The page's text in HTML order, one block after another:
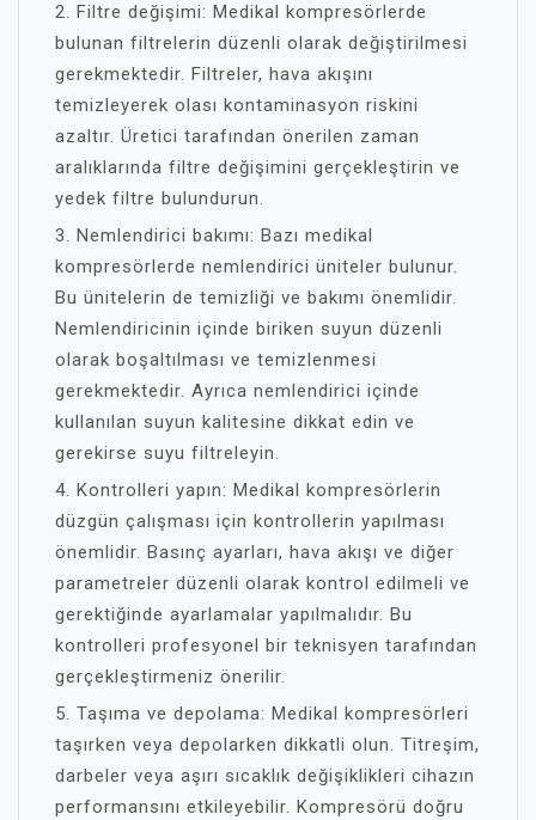
2. Filtre değişimi: Medikal kompresörlerde
bulunan filtrelerin düzenli olarak değiştirilmesi
gerekmektedir. Filtreler, hava akışını
temizleyerek olası kontaminasyon riskini
azaltır. Üretici tarafından önerilen zaman
aralıklarında filtre değişimini gerçekleştirin ve
yedek filtre bulundurun.
3. Nemlendirici bakımı: Bazı medikal
kompresörlerde nemlendirici üniteler bulunur.
Bu ünitelerin de temizliği ve bakımı önemlidir.
Nemlendiricinin içinde biriken suyun düzenli
olarak boşaltılması ve temizlenmesi
gerekmektedir. Ayrıca nemlendirici içinde
kullanılan suyun kalitesine dikkat edin ve
gerekirse suyu filtreleyin.
4. Kontrolleri yapın: Medikal kompresörlerin
düzgün çalışması için kontrollerin yapılması
önemlidir. Basınç ayarları, hava akışı ve diğer
parametreler düzenli olarak kontrol edilmeli ve
gerektiğinde ayarlamalar yapılmalıdır. Bu
kontrolleri profesyonel bir teknisyen tarafından
gerçekleştirmeniz önerilir.
5. Taşıma ve depolama: Medikal kompresörleri
taşırken veya depolarken dikkatli olun. Titreşim,
darbeler veya aşırı sıcaklık değişiklikleri cihazın
performansını etkileyebilir. Kompresörü doğru